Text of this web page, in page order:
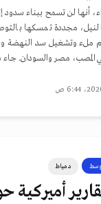
أنها لن تسمح ببناء سدود
مجددة تمسكها
ملء وتشغيل سد النهضة
المصب، مصر والسودان.
دمياط
أميركية